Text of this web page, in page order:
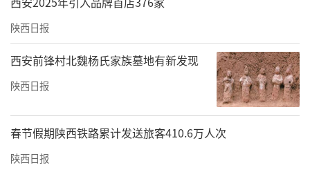
为联合体、共同体理事会成员单位授牌、颁发聘书
陕西日报
西安前锋村北魏杨氏家族墓地有新发现
陕西日报
春节假期陕西铁路累计发送旅客410.6万人次
陕西日报